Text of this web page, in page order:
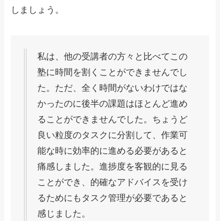
しましょう。
私は、他の受講者の方々と比べてこの
塾に時間を割くことができませんでし
た。ただ、全く時間がないわけではな
かったのに後半の課題はほとんど進め
ることができませんでした。ちょうど
良い粒度のタスクに分割して、作業可
能な時に効率的に進める必要があると
痛感しました。進捗度を客観的に見る
ことができ、的確なアドバイスを受け
るためにもタスク管理が必要であると
感じました。